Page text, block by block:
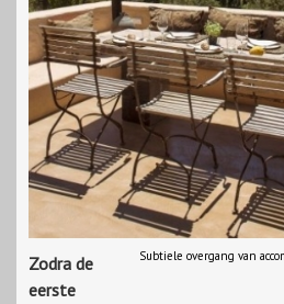
Subtiele overgang van
Zodra de
eerste